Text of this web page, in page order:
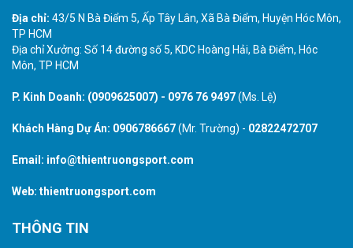
Địa chỉ: 43/5 N Bà Điểm 5, Ấp Tây Lân, Xã Bà Điểm, Huyện Hóc Môn,
TP HCM
Địa chỉ Xưởng: Số 14 đường số 5, KDC Hoàng Hải, Bà Điểm, Hóc
Môn, TP HCM
P. Kinh Doanh: (0909625007) - 0976 76 9497(Ms. Lệ)
Khách Hàng Dự Án: 0906786667(Mr. Trường) - 02822472707
Email: info@thientruongsport.com
Web: thientruongsport.com
THÔNG TIN